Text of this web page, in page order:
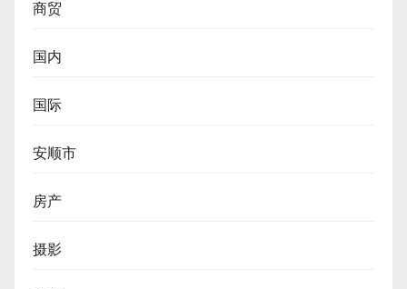
商贸
国内
国际
安顺市
房产
摄影